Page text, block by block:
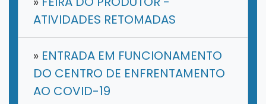
ATIVIDADES RETOMADAS
» ENTRADA EM FUNCIONAMENTO
DO CENTRO DE ENFRENTAMENTO
AO COVID-19